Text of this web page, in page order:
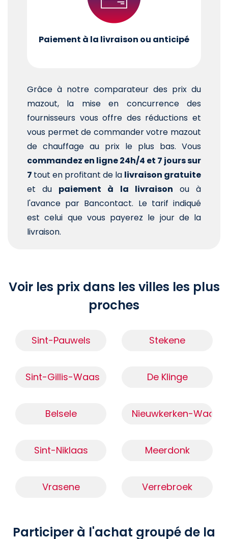
Paiement à la livraison ou anticipé
Grâce à notre comparateur des prix du
mazout, la mise en concurrence des
fournisseurs vous offre des réductions et
vous permet de commander votre mazout
de chauffage au prix le plus bas. Vous
commandez en ligne 24h/4 et 7 jours sur
7 tout en profitant de la livraison gratuite
et du paiement à la livraison ou à
l'avance par Bancontact. Le tarif indiqué
est celui que vous payerez le jour de la
livraison.
Voir les prix dans les villes les plus
proches
Sint-Pauwels Stekene
Sint-Gillis-Waas De Klinge
Belsele Nieuwkerken-Waas
Sint-Niklaas Meerdonk
Vrasene Verrebroek
Participer à l'achat groupé de la